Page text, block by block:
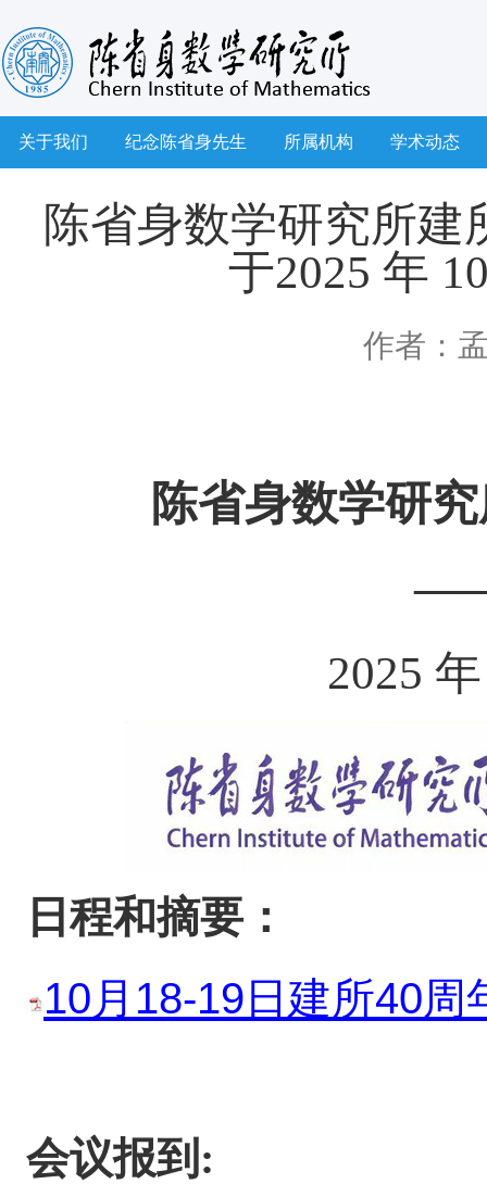
关于我们 纪念陈省身先生 所属机构 学术动态
陈省身数学研究所建
于2025 年
作者：
陈省身数学研
——
2025
日程和摘要：
10月18-19日建所40周
会议报到: